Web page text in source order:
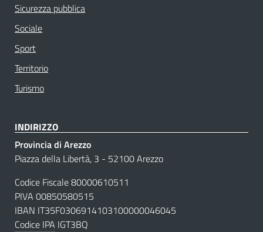
Sicurezza pubblica
Sociale
Sport
Territorio
Turismo
INDIRIZZO
Provincia di Arezzo
Piazza della Libertà, 3 - 52100 Arezzo
Codice Fiscale 80000610511
PIVA 00850580515
IBAN IT35F0306914103100000046045
Codice IPA IGT3BQ